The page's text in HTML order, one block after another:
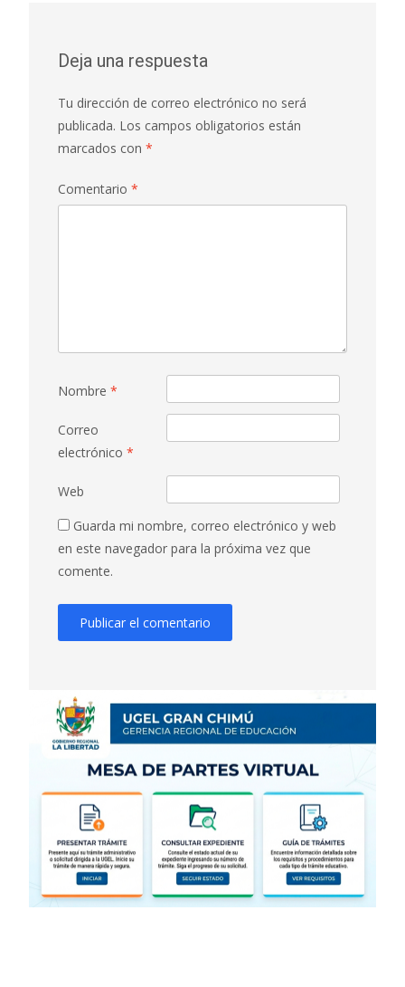
Deja una respuesta
Tu dirección de correo electrónico no será
publicada. Los campos obligatorios están
marcados con *
Comentario *
Nombre *
Correo
electrónico *
Web
Guarda mi nombre, correo electrónico y web
en este navegador para la próxima vez que
comente.